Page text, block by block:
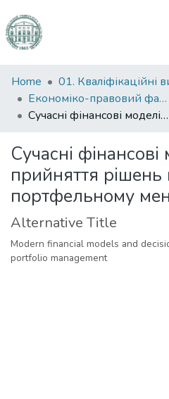
Communities
&
Collections
Statistics
Home
Економіко-правовий факультет
Сучасні фінансові моделі і методи прийняття рішень в портфельному менеджменті
Сучасні
прийняття рішень
портфельному
Alternative Title
Modern financial models and
portfolio management